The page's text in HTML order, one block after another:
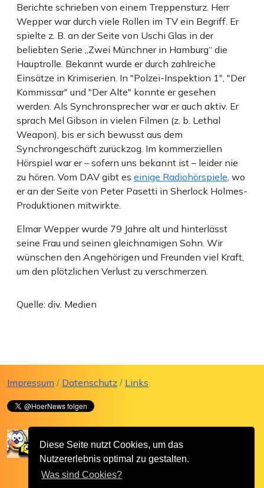
Diese Seite nutzt Cookies, um das
Nutzererlebnis optimal zu gestalten.
Was sind Cookies?
Berichte schrieben von einem Treppensturz. Herr
Wepper war durch viele Rollen im TV ein Begriff. Er
spielte z. B. an der Seite von Uschi Glas in der
beliebten Serie „Zwei Münchner in Hamburg“ die
Hauptrolle. Bekannt wurde er durch zahlreiche
Einsätze in Krimiserien. In "Polzei-Inspektion 1", "Der
Kommissar" und "Der Alte" konnte er gesehen
werden. Als Synchronsprecher war er auch aktiv. Er
sprach Mel Gibson in vielen Filmen (z. b. Lethal
Weapon), bis er sich bewusst aus dem
Synchrongeschäft zurückzog. Im kommerziellen
Hörspiel war er – sofern uns bekannt ist – leider nie
zu hören. Vom DAV gibt es einige Radiohörspiele, wo
er an der Seite von Peter Pasetti in Sherlock Holmes-
Produktionen mitwirkte.
Elmar Wepper wurde 79 Jahre alt und hinterlässt
seine Frau und seinen gleichnamigen Sohn. Wir
wünschen den Angehörigen und Freunden viel Kraft,
um den plötzlichen Verlust zu verschmerzen.
Quelle: div. Medien
Impressum / Datenschutz / Links